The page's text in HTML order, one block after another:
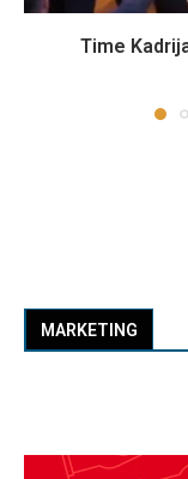
Time
MARKETING